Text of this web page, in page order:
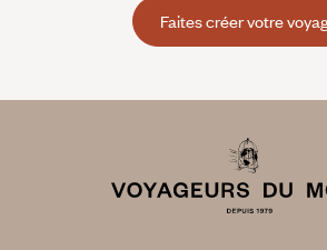
Faites créer votre